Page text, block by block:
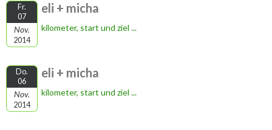
Fr.
07
Nov.
2014
eli + micha
kilometer, start und ziel ...
Do.
06
Nov.
2014
eli + micha
kilometer, start und ziel ...